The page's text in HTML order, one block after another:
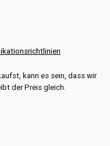
kann es sein, dass wir
der Preis gleich.